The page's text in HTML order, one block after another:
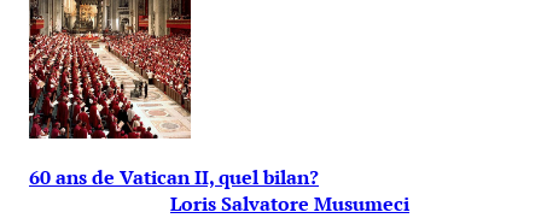
60 ans de Vatican II, quel bilan?
Loris Salvatore Musumeci